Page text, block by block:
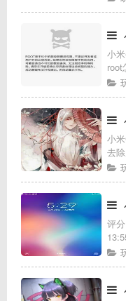
小
root
机
小
去
官
合
评分： 8分作者： zyj发
型
示